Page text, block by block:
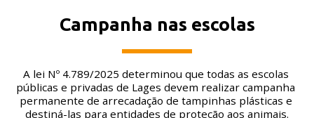
Campanha nas escolas
A lei Nº 4.789/2025 determinou que todas as escolas
públicas e privadas de Lages devem realizar campanha
permanente de arrecadação de tampinhas plásticas e
destiná-las para entidades de proteção aos animais.